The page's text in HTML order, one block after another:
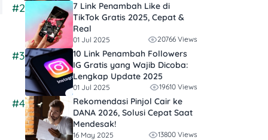
#2
7 Link Penambah Like di
TikTok Gratis 2025, Cepat &
Real
01 Jul 2025 20766 Views
#3
10 Link Penambah Followers
IG Gratis yang Wajib Dicoba:
Lengkap Update 2025
01 Jul 2025 19610 Views
#4
Rekomendasi Pinjol Cair ke
DANA 2026, Solusi Cepat Saat
Mendesak!
16 May 2025 13800 Views